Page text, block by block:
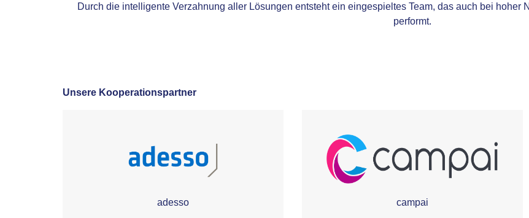
Durch die intelligente Verzahnung aller Lösungen entsteht ein eingespieltes Team, das auch bei hoher
performt.
Unsere Kooperationspartner
adesso campai